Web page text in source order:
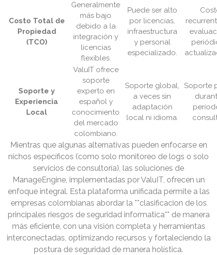
Costo Total de
Propiedad
(TCO)
Generalmente
más bajo
debido a la
integración y
licencias
flexibles.
Puede ser alto
por licencias,
infraestructura
y personal
especializado.
Soporte y
Experiencia
Local
ValuIT ofrece
soporte
experto en
español y
conocimiento
del mercado
colombiano.
Soporte global,
a veces sin
adaptación
local ni idioma.
Soporte
Mientras que algunas alternativas pueden enfocarse en
nichos específicos (como solo monitoreo de logs o solo
servicios de consultoría), las soluciones de
ManageEngine, implementadas por ValuIT, ofrecen un
enfoque integral. Esta plataforma unificada permite a las
empresas colombianas abordar la **clasificacion de los
principales riesgos de seguridad informatica** de manera
más eficiente, con una visión completa y herramientas
interconectadas, optimizando recursos y fortaleciendo la
postura de seguridad de manera holística.